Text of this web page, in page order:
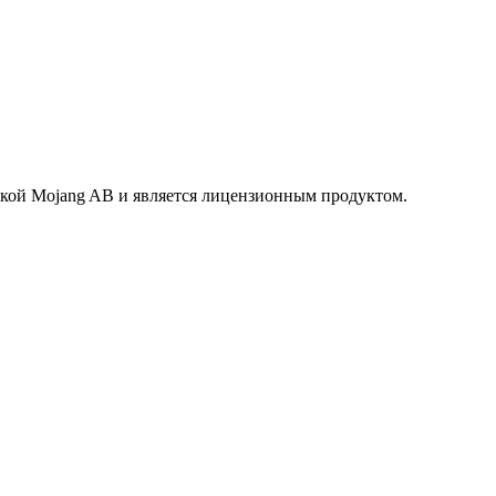
Mojang AB и является лицензионным продуктом.